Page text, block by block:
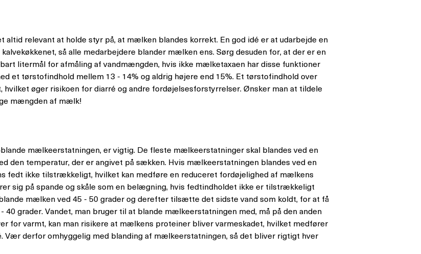
relevant at holde styr på, at mælken blandes korrekt. En god idé er at udarbejde en
så alle medarbejdere blander mælken ens. Sørg desuden for, at der er en
litermål for afmåling af vandmængden, hvis ikke mælketaxaen har disse funktioner
et tørstofindhold mellem 13 - 14% og aldrig højere end 15%. Et tørstofindhold over
øger risikoen for diarré og andre fordøjelsesforstyrrelser. Ønsker man at tildele
mængden af mælk!
mælkeerstatningen, er vigtig. De fleste mælkeerstatninger skal blandes ved en
den temperatur, der er angivet på sækken. Hvis mælkeerstatningen blandes ved en
fedt ikke tilstrækkeligt, hvilket kan medføre en reduceret fordøjelighed af mælkens
sig på spande og skåle som en belægning, hvis fedtindholdet ikke er tilstrækkeligt
mælken ved 45 - 50 grader og derefter tilsætte det sidste vand som koldt, for at få
grader. Vandet, man bruger til at blande mælkeerstatningen med, må på den anden
for varmt, kan man risikere at mælkens proteiner bliver varmeskadet, hvilket medfører
Vær derfor omhyggelig med blanding af mælkeerstatningen, så det bliver rigtigt hver